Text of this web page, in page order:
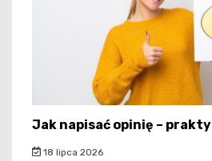
Jak napisać opinię –
18 lipca 2026